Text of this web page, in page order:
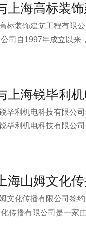
标装饰建筑工程有限
司自1997年成立以来
，追求卓越，永无止境
程项目，星级酒店，别
断的改革、创新、提
计风格。
毕利机电科技有限公
毕利机电科技有限公
和工业类精密机电设备
服务,为客户的产品带
的生产和业务活动。
文化传播有限公司签
传播有限公司是一家
制作公司，致力于为企